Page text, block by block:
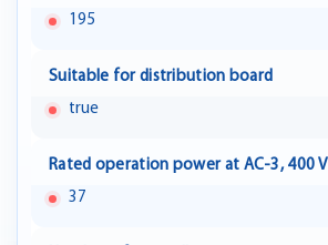
195
Suitable for distribution board
true
Rated operation power at AC-3, 400 V
37